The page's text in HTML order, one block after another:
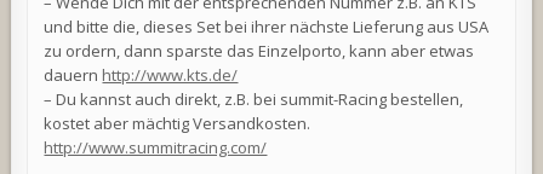
und bitte die, dieses Set bei ihrer nächste Lieferung aus USA
zu ordern, dann sparste das Einzelporto, kann aber etwas
dauern http://www.kts.de/
– Du kannst auch direkt, z.B. bei summit-Racing bestellen,
kostet aber mächtig Versandkosten.
http://www.summitracing.com/